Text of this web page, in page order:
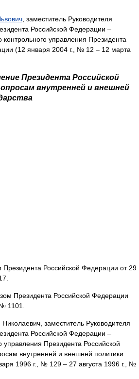
, заместитель Руководителя
Российской Федерации –
контрольного управления Президента
(12 января 2004 г., № 12 – 12 марта
Президента Российской
внутренней и внешней
Президента Российской Федерации от 29
Президента Российской Федерации
1101.
заместитель Руководителя
Российской Федерации –
управления Президента Российской
внутренней и внешней политики
1996 г., № 129 – 27 августа 1996 г., №